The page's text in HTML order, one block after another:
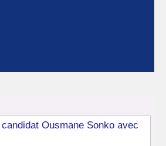
Ousmane Sonko avec